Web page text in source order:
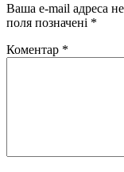
Ваша e-mail адреса
поля позначені *
Коментар *